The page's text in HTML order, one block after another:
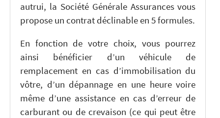
autrui, la Société Générale Assurances vous
propose un contrat déclinable en 5 formules.
En fonction de votre choix, vous pourrez
ainsi bénéficier d’un véhicule de
remplacement en cas d’immobilisation du
vôtre, d’un dépannage en une heure voire
même d’une assistance en cas d’erreur de
carburant ou de crevaison (ce qui peut être